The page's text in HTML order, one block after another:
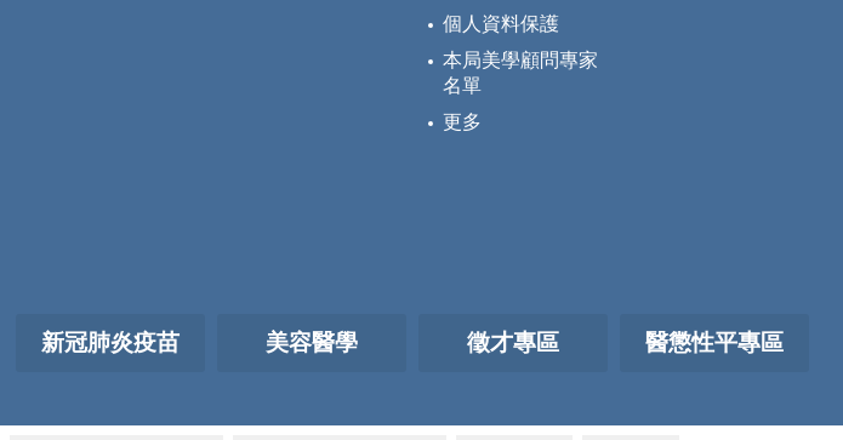
個人資料保護
本局美學顧問專家
名單
更多
新冠肺炎疫苗 美容醫學 徵才專區 醫懲性平專區